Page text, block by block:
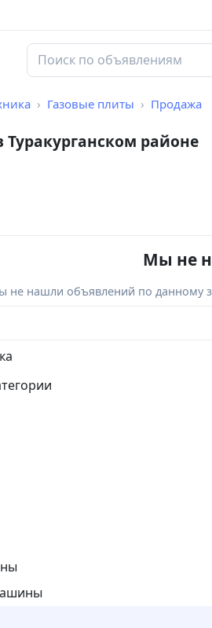
Газовые плиты Продажа
районе
Мы не
нашли объявлений по данному